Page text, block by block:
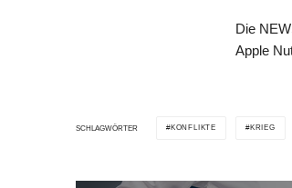
Die
Apple
SCHLAGWÖRTER KONFLIKTE KRIEG